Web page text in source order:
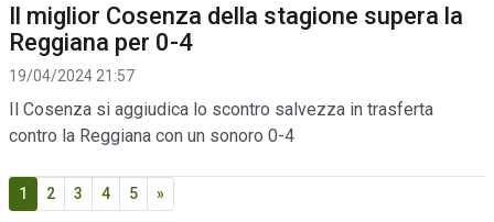
Il miglior Cosenza della stagione supera la
Reggiana per 0-4
19/04/2024 21:57
Il Cosenza si aggiudica lo scontro salvezza in trasferta
contro la Reggiana con un sonoro 0-4
1 2 3 4 5 »